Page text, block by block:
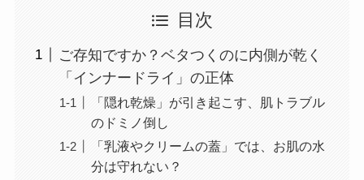
目次
ご存知ですか？ベタつくのに内側が乾く
「インナードライ」の正体
「隠れ乾燥」が引き起こす、肌トラブル
のドミノ倒し
「乳液やクリームの蓋」では、お肌の水
分は守れない？